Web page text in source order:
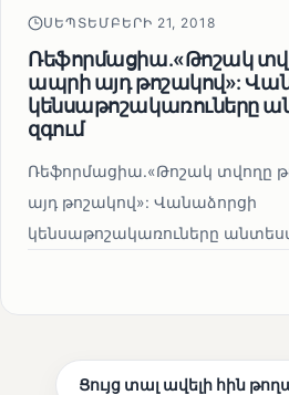
ՍԵՊՏԵՄԲԵՐԻ 21, 2018
Ռեֆորմացիա.«Թոշակ
ապրի այդ թոշակով»:
կենսաթոշակառուները
զգում
Ռեֆորմացիա.«Թոշակ տվողը
այդ թոշակով»: Վանաձորցի
կենսաթոշակառուները
Ցույց տալ ավելի հին